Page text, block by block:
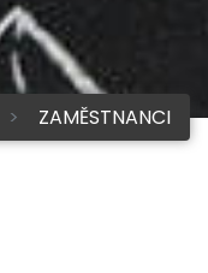
ZAMĚSTNANCI